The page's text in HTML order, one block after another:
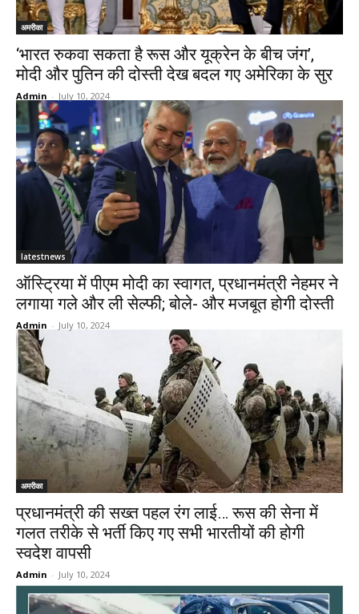
अमरीका
‘भारत रुकवा सकता है रूस और यूक्रेन के बीच जंग’,
मोदी और पुतिन की दोस्ती देख बदल गए अमेरिका के सुर
Admin - July 10, 2024
latestnews
ऑस्ट्रिया में पीएम मोदी का स्वागत, प्रधानमंत्री नेहमर ने
लगाया गले और ली सेल्फी; बोले- और मजबूत होगी दोस्ती
Admin - July 10, 2024
अमरीका
प्रधानमंत्री की सख्त पहल रंग लाई… रूस की सेना में
गलत तरीके से भर्ती किए गए सभी भारतीयों की होगी
स्वदेश वापसी
Admin - July 10, 2024